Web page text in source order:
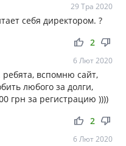
29 Тра 2020
себя директором. ?
thumb_up thumb_down
2
6 Лют 2020
ребята, вспомню сайт,
любого за долги,
грн за регистрацию ))))
thumb_up thumb_down
2
6 Лют 2020